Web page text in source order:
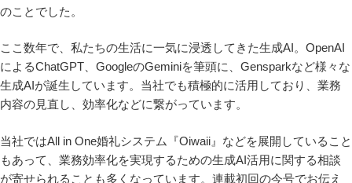
のことでした。
ここ数年で、私たちの生活に一気に浸透してきた生成AI。OpenAI
によるChatGPT、GoogleのGeminiを筆頭に、Gensparkなど様々な
生成AIが誕生しています。当社でも積極的に活用しており、業務
内容の見直し、効率化などに繋がっています。
当社ではAll in One婚礼システム『Oiwaii』などを展開していること
もあって、業務効率化を実現するための生成AI活用に関する相談
が寄せられることも多くなっています。連載初回の今号でお伝え